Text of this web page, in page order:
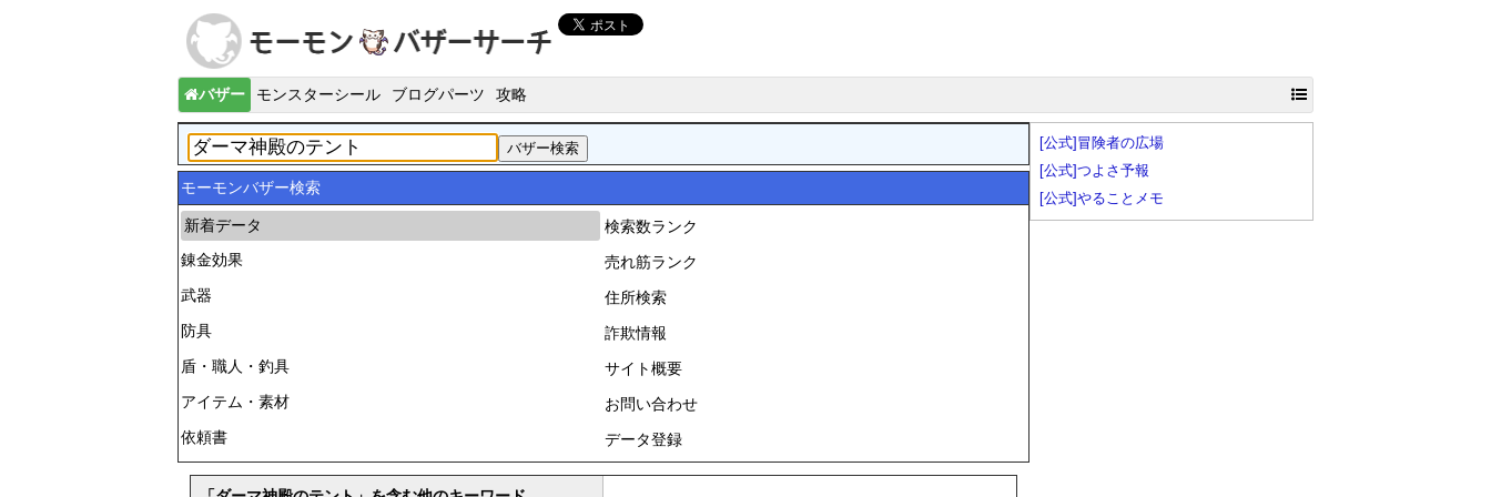
バザー モンスターシール ブログパーツ 攻略
モーモンバザー検索
新着データ
錬金効果
武器
防具
盾・職人・釣具
アイテム・素材
依頼書
検索数ランク
売れ筋ランク
住所検索
詐欺情報
サイト概要
お問い合わせ
データ登録
[公式]冒険者の広場
[公式]つよさ予報
[公式]やることメモ